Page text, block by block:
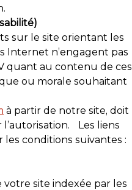
sur le site orientant les
Internet n’engagent pas
quant au contenu de ces
ou morale souhaitant
à partir de notre site, doit
Les liens
conditions suivantes :
votre site indexée par les